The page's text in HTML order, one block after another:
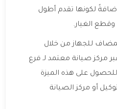
لكونها تقدم أطول
الغيار.
للجهاز من خلال
مركز صيانة معتمد لـ فرع
على هذه الميزة
أو مركز الصيانة